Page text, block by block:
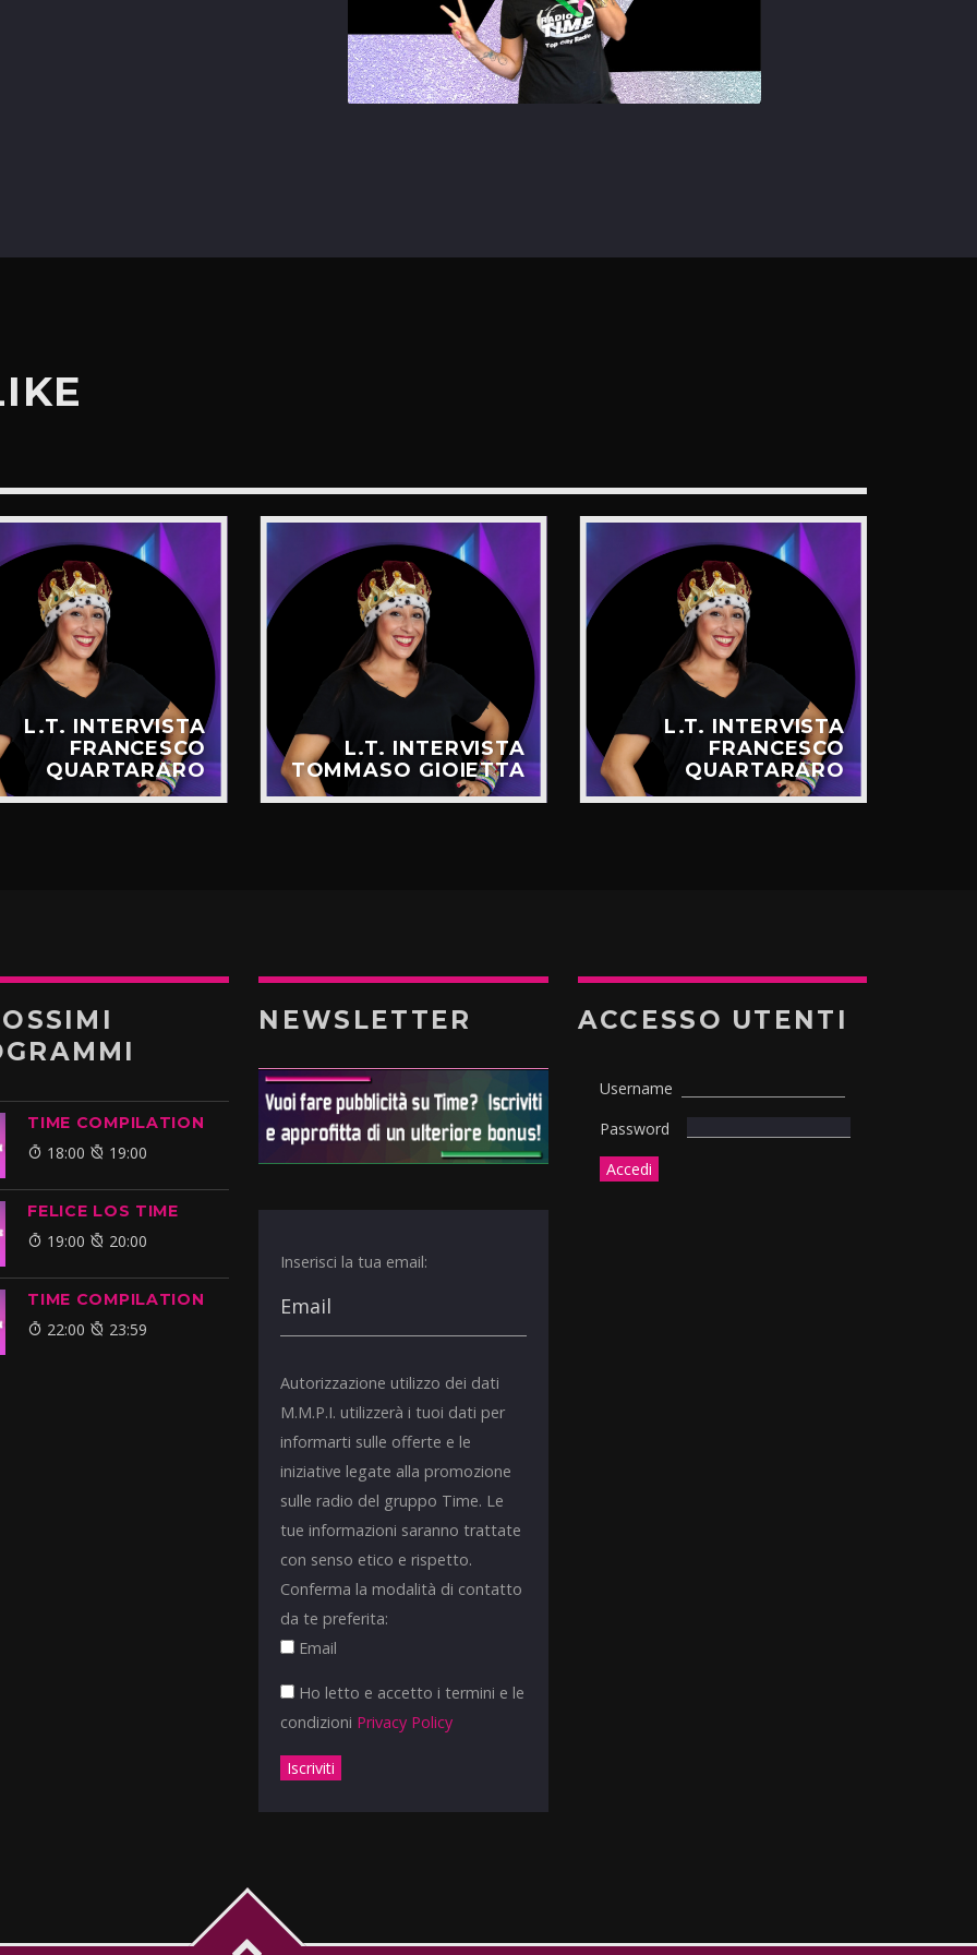
L.T. INTERVISTA
FRANCESCO
QUARTARARO
L.T. INTERVISTA
TOMMASO GIOIETTA
L.T. INTERVISTA
FRANCESCO
QUARTARARO
TIME COMPILATION
18:00 19:00
FELICE LOS TIME
19:00 20:00
TIME COMPILATION
22:00 23:59
NEWSLETTER
Inserisci la tua email:
Autorizzazione utilizzo dei dati
M.M.P.I. utilizzerà i tuoi dati per
informarti sulle offerte e le
iniziative legate alla promozione
sulle radio del gruppo Time. Le
tue informazioni saranno trattate
con senso etico e rispetto.
Conferma la modalità di contatto
da te preferita:
Email
Ho letto e accetto i termini e le
condizioni Privacy Policy
ACCESSO UTENTI
Username
Password